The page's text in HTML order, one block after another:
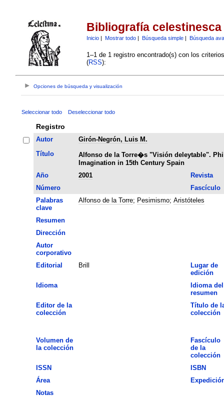
Bibliografía celestinesca
Inicio| Mostrar todo| Búsqueda simple| Búsqueda
1–1 de 1 registro encontrado(s) con los
(RSS):
Opciones de búsqueda y visualización
Seleccionar todo Deseleccionar todo
Registro
Autor
Girón-Negrón, Luis M.
Título
Alfonso de la Torre�s "Visión deleytable".
Imagination in 15th Century Spain
Año
2001
Revista
Número
Fascículo
Palabras
clave
Alfonso de la Torre; Pesimismo; Aristóteles
Resumen
Dirección
Autor
corporativo
Editorial
Brill
Lugar de
edición
Idioma
Idioma del
resumen
Editor de la
colección
Título de
colección
Volumen de
la colección
Fascículo
de la
colección
ISSN
ISBN
Área
Notas